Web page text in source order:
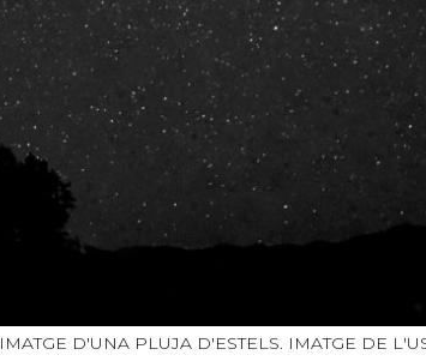
IMATGE D'UNA PLUJA D'ESTELS. IMATGE DE